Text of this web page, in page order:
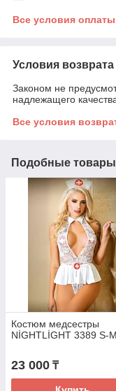
Все условия оплаты
Условия возврата
Законом не
надлежащего
Все условия
Подобные
Костюм медсестры
NİGHTLİGHT 3389 S-M
23 000 ₸